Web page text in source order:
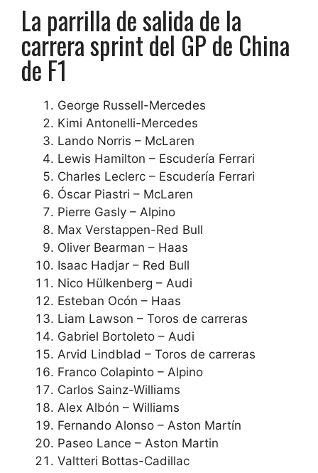
La parrilla de salida de la
carrera sprint del GP de China
de F1
George Russell-Mercedes
Kimi Antonelli-Mercedes
Lando Norris – McLaren
Lewis Hamilton – Escudería Ferrari
Charles Leclerc – Escudería Ferrari
Óscar Piastri – McLaren
Pierre Gasly – Alpino
Max Verstappen-Red Bull
Oliver Bearman – Haas
Isaac Hadjar – Red Bull
Nico Hülkenberg – Audi
Esteban Ocón – Haas
Liam Lawson – Toros de carreras
Gabriel Bortoleto – Audi
Arvid Lindblad – Toros de carreras
Franco Colapinto – Alpino
Carlos Sainz-Williams
Alex Albón – Williams
Fernando Alonso – Aston Martín
Paseo Lance – Aston Martin
Valtteri Bottas-Cadillac